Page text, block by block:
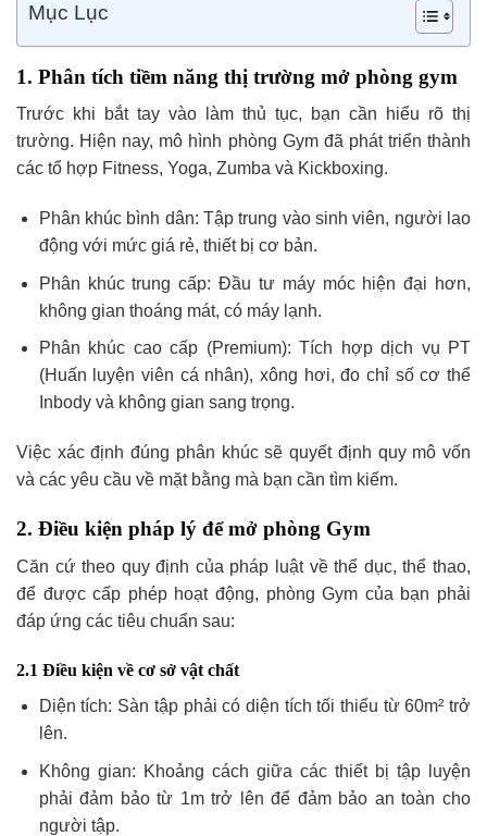
Mục Lục
1. Phân tích tiềm năng thị trường mở phòng gym
Trước khi bắt tay vào làm thủ tục, bạn cần hiểu rõ thị
trường. Hiện nay, mô hình phòng Gym đã phát triển thành
các tổ hợp Fitness, Yoga, Zumba và Kickboxing.
Phân khúc bình dân: Tập trung vào sinh viên, người lao
động với mức giá rẻ, thiết bị cơ bản.
Phân khúc trung cấp: Đầu tư máy móc hiện đại hơn,
không gian thoáng mát, có máy lạnh.
Phân khúc cao cấp (Premium): Tích hợp dịch vụ PT
(Huấn luyện viên cá nhân), xông hơi, đo chỉ số cơ thể
Inbody và không gian sang trọng.
Việc xác định đúng phân khúc sẽ quyết định quy mô vốn
và các yêu cầu về mặt bằng mà bạn cần tìm kiếm.
2. Điều kiện pháp lý để mở phòng Gym
Căn cứ theo quy định của pháp luật về thể dục, thể thao,
để được cấp phép hoạt động, phòng Gym của bạn phải
đáp ứng các tiêu chuẩn sau:
2.1 Điều kiện về cơ sở vật chất
Diện tích: Sàn tập phải có diện tích tối thiểu từ 60m² trở
lên.
Không gian: Khoảng cách giữa các thiết bị tập luyện
phải đảm bảo từ 1m trở lên để đảm bảo an toàn cho
người tập.